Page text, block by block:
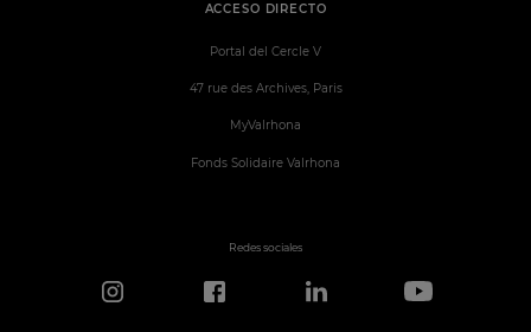
ACCESO DIRECTO
Portal del Cercle V
47 rue des Archives, Paris
MyValrhona
Fonds Solidaire Valrhona
Redes sociales